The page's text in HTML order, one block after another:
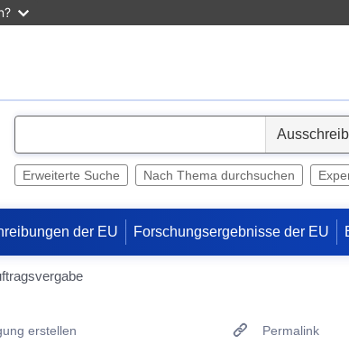
e
Erweiterte Suche Nach Thema durchsuchen
der EU Forschungsergebnisse der EU
erstellen Permalink